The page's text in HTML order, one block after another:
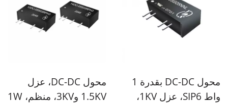
محول DC-DC بقدرة 1
واط SIP6، عزل 1KV،
محول DC-DC، عزل
1.5KV و3KV، منظم، 1W